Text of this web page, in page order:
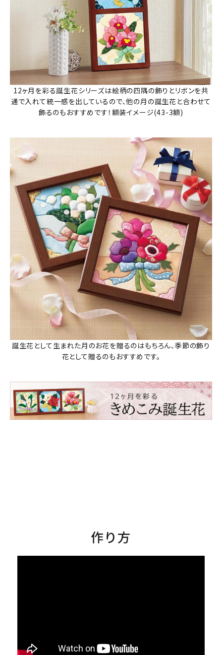
12ヶ月を彩る誕生花シリーズは絵柄の四隅の飾りとリボンを共
通で入れて統一感を出しているので、他の月の誕生花と合わせて
飾るのもおすすめです！額装イメージ(43-3額)
誕生花として生まれた月のお花を贈るのはもちろん、季節の飾り
花として贈るのもおすすめです。
作り方